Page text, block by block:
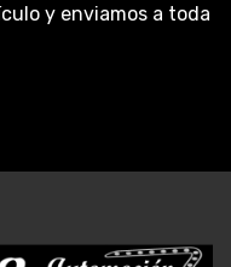
y enviamos a toda